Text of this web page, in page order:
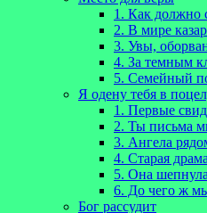
1. Как должно
2. В мире
3. Увы,
4. За темным
5. Семейный
Я одену тебя в
1. Первые
2. Ты письма
3. Ангела
4. Старая драма
5. Она
6. До чего ж
Бог рассудит